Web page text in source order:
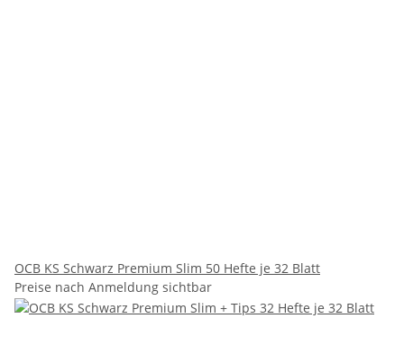
OCB KS Schwarz Premium Slim 50 Hefte je 32 Blatt
Preise nach Anmeldung sichtbar